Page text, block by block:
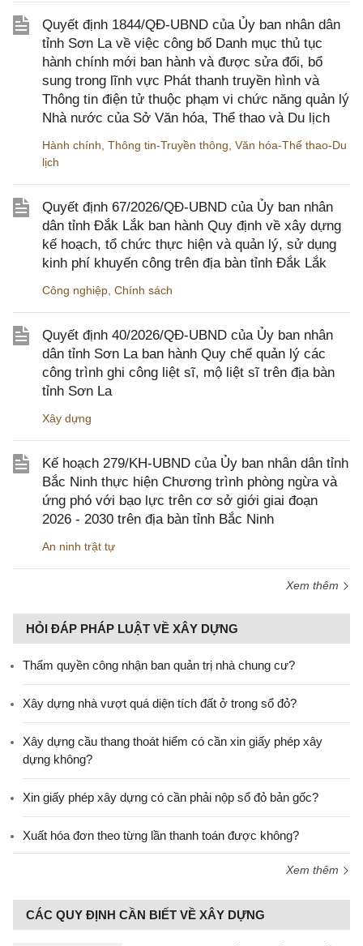
Quyết định 1844/QĐ-UBND của Ủy ban nhân dân
tỉnh Sơn La về việc công bố Danh mục thủ tục
hành chính mới ban hành và được sửa đổi, bổ
sung trong lĩnh vực Phát thanh truyền hình và
Thông tin điện tử thuộc phạm vi chức năng quản lý
Nhà nước của Sở Văn hóa, Thể thao và Du lịch
Hành chính Thông tin-Truyền thông Văn hóa-Thể thao-Du
lịch
Quyết định 67/2026/QĐ-UBND của Ủy ban nhân
dân tỉnh Đắk Lắk ban hành Quy định về xây dựng
kế hoạch, tổ chức thực hiện và quản lý, sử dụng
kinh phí khuyến công trên địa bàn tỉnh Đắk Lắk
Công nghiệp Chính sách
Quyết định 40/2026/QĐ-UBND của Ủy ban nhân
dân tỉnh Sơn La ban hành Quy chế quản lý các
công trình ghi công liệt sĩ, mộ liệt sĩ trên địa bàn
tỉnh Sơn La
Xây dựng
Kế hoạch 279/KH-UBND của Ủy ban nhân dân tỉnh
Bắc Ninh thực hiện Chương trình phòng ngừa và
ứng phó với bạo lực trên cơ sở giới giai đoạn
2026 - 2030 trên địa bàn tỉnh Bắc Ninh
An ninh trật tự
Xem thêm
HỎI ĐÁP PHÁP LUẬT VỀ XÂY DỰNG
Thẩm quyền công nhận ban quản trị nhà chung cư?
Xây dựng nhà vượt quá diện tích đất ở trong sổ đỏ?
Xây dựng cầu thang thoát hiểm có cần xin giấy phép xây
dựng không?
Xin giấy phép xây dựng có cần phải nộp sổ đỏ bản gốc?
Xuất hóa đơn theo từng lần thanh toán được không?
Xem thêm
CÁC QUY ĐỊNH CẦN BIẾT VỀ XÂY DỰNG